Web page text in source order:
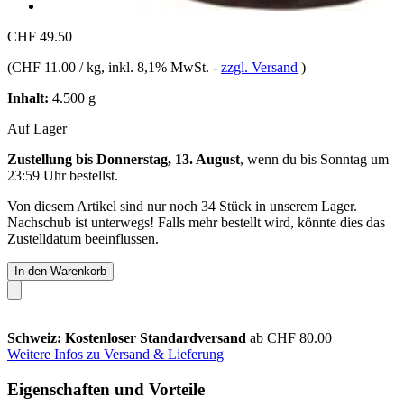
CHF 49.50
(CHF 11.00 / kg, inkl. 8,1% MwSt. - zzgl. Versand )
Inhalt: 4.500 g
Auf Lager
Zustellung bis Donnerstag, 13. August, wenn du bis Sonntag um
23:59 Uhrbestellst.
Von diesem Artikel sind nur noch 34 Stück in unserem Lager.
Nachschub ist unterwegs! Falls mehr bestellt wird, könnte dies das
Zustelldatum beeinflussen.
In den Warenkorb
Schweiz: Kostenloser Standardversand ab CHF 80.00
Weitere Infos zu Versand & Lieferung
Eigenschaften und Vorteile